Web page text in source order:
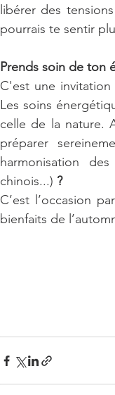
libérer des
pourrais te sentir
Prends soin de ton
C'est une
Les soins
celle de la nature.
préparer
harmonisation
chinois...) ?
C’est l’occasion
bienfaits de